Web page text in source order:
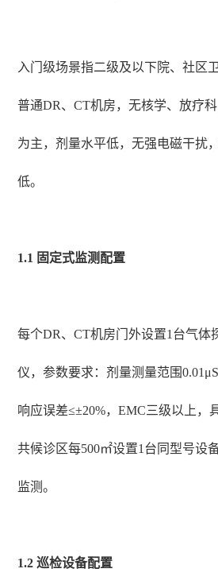
入门级场景指二级及以下院、社区
普通DR、CT机房，无核学、放疗
为主，剂量水平低，无强电磁干扰
低。
1.1 固定式监测配置
每个DR、CT机房门外设置1台气体
仪，参数要求：剂量测量范围
响应误差≤±20%，EMC三级以上，
共候诊区每500㎡设置1台同型号设
监测。
1.2 巡检设备配置